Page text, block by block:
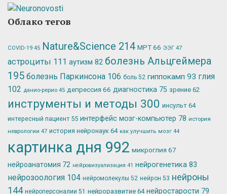
Облако тегов
COVID-19 45 Nature&Science 214 МРТ66 ЭЭГ 47
астроциты 111 аутизм 82 болезнь Альцгеймера
195 болезнь Паркинсона 106 боль 52 гиппокамп 93 глия
102 данио-рерио 45 депрессия 66 диагностика 75 зрение 62
инструменты и методы 300 инсульт 64
интересный пациент 55 интерфейс мозг-компьютер 78 история
неврологии 47 история нейронаук 64 как улучшить мозг 44
картинка дня 992 микроглия 67
нейроанатомия 72 нейровизуализация 41 нейрогенетика 83
нейрозоология 104 нейромолекулы 52 нейрон 53 нейроны
144 нейроперсоналии 51 нейроразвитие 64 нейростарости 79